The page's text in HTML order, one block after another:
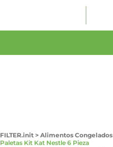
FILTER.init > Alimentos Congelados
Paletas Kit Kat Nestle 6 Pieza